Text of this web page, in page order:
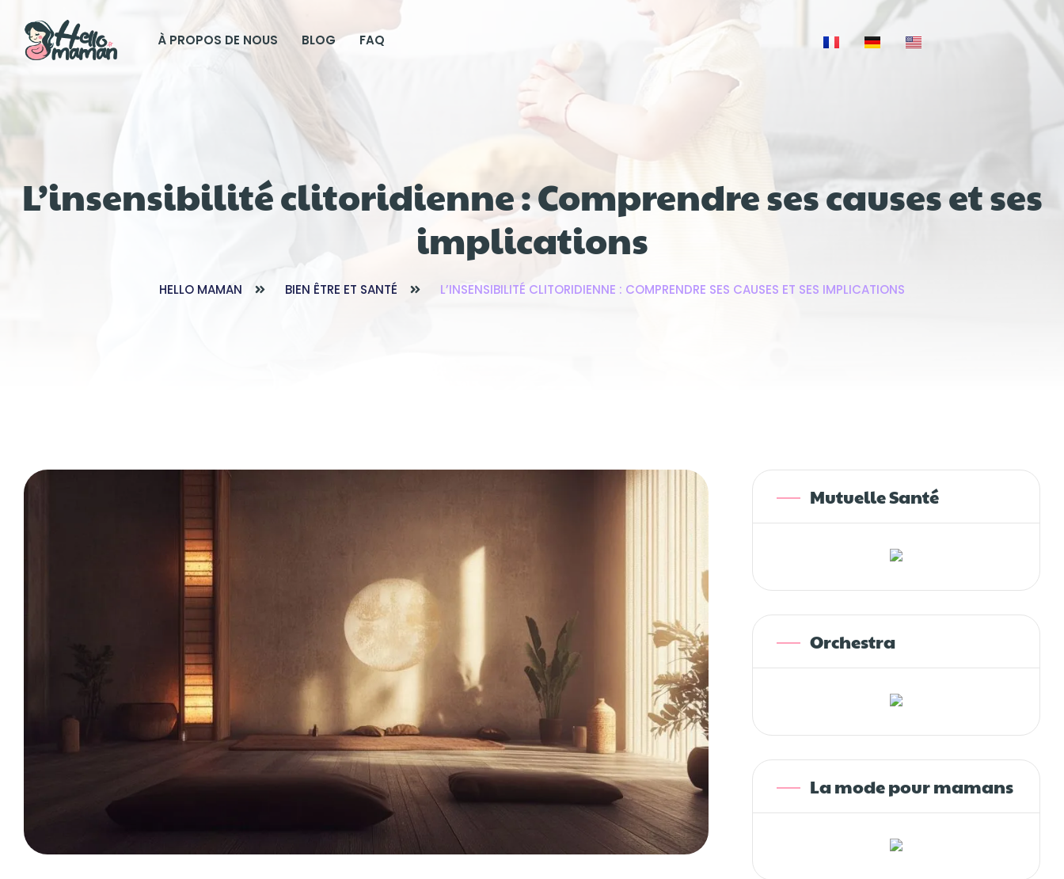
À PROPOS DE NOUS BLOG FAQ
L’insensibilité clitoridienne : Comprendre ses causes et ses
implications
HELLO MAMAN BIEN ÊTRE ET SANTÉ L’INSENSIBILITÉ CLITORIDIENNE : COMPRENDRE SES CAUSES ET SES IMPLICATIONS
Mutuelle Santé
Orchestra
La mode pour mamans